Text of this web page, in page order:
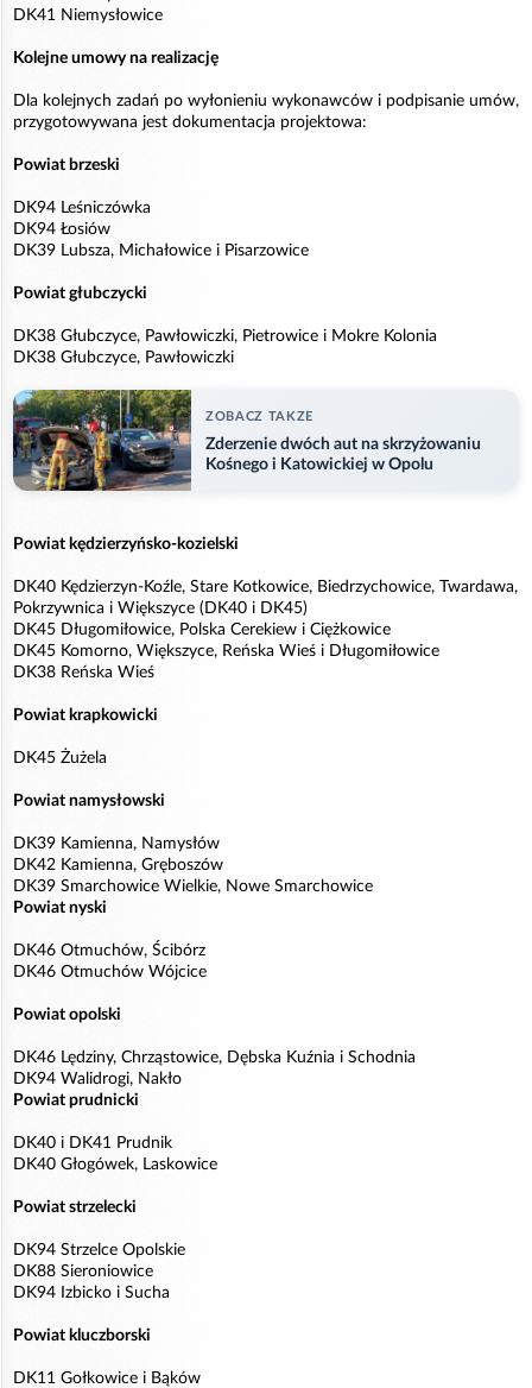
DK41 Niemysłowice
Kolejne umowy na realizację
Dla kolejnych zadań po wyłonieniu wykonawców i podpisanie umów,
przygotowywana jest dokumentacja projektowa:
Powiat brzeski
DK94 Leśniczówka
DK94 Łosiów
DK39 Lubsza, Michałowice i Pisarzowice
Powiat głubczycki
DK38 Głubczyce, Pawłowiczki, Pietrowice i Mokre Kolonia
DK38 Głubczyce, Pawłowiczki
ZOBACZ TAKZE
Zderzenie dwóch aut na skrzyżowaniu
Kośnego i Katowickiej w Opolu
Powiat kędzierzyńsko-kozielski
DK40 Kędzierzyn-Koźle, Stare Kotkowice, Biedrzychowice, Twardawa,
Pokrzywnica i Większyce (DK40 i DK45)
DK45 Długomiłowice, Polska Cerekiew i Ciężkowice
DK45 Komorno, Większyce, Reńska Wieś i Długomiłowice
DK38 Reńska Wieś
Powiat krapkowicki
DK45 Żużela
Powiat namysłowski
DK39 Kamienna, Namysłów
DK42 Kamienna, Gręboszów
DK39 Smarchowice Wielkie, Nowe Smarchowice
Powiat nyski
DK46 Otmuchów, Ścibórz
DK46 Otmuchów Wójcice
Powiat opolski
DK46 Lędziny, Chrząstowice, Dębska Kuźnia i Schodnia
DK94 Walidrogi, Nakło
Powiat prudnicki
DK40 i DK41 Prudnik
DK40 Głogówek, Laskowice
Powiat strzelecki
DK94 Strzelce Opolskie
DK88 Sieroniowice
DK94 Izbicko i Sucha
Powiat kluczborski
DK11 Gołkowice i Bąków